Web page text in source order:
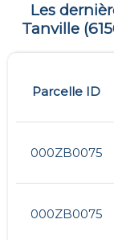
Les
Tanville (
Parcelle ID
000ZB0075
000ZB0075